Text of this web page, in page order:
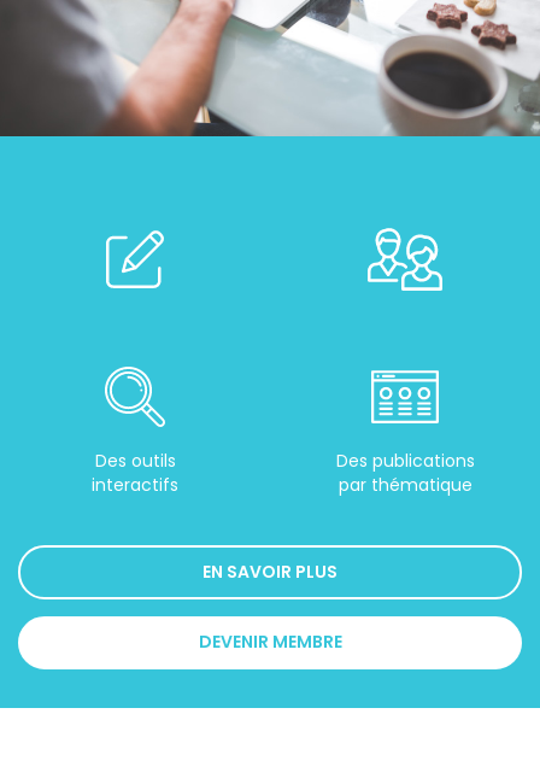
Des outils
interactifs
Des publications
par thématique
EN SAVOIR PLUS
DEVENIR MEMBRE